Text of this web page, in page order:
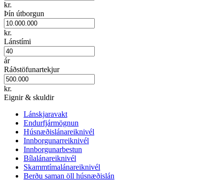
kr.
Þín útborgun
kr.
Lánstími
ár
Ráðstöfunartekjur
kr.
Eignir & skuldir
Lánskjaravakt
Endurfjármögnun
Húsnæðislánareiknivél
Innborgunarreiknivél
Innborgunarbestun
Bílalánareiknivél
Skammtímalánareiknivél
Berðu saman öll húsnæðislán